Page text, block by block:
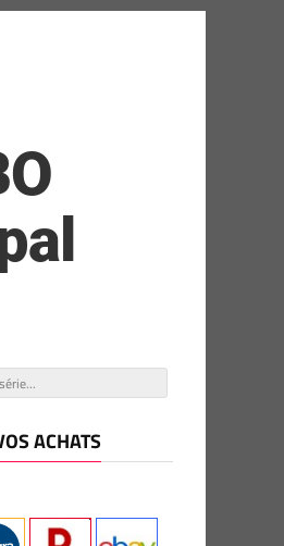
ACHATS